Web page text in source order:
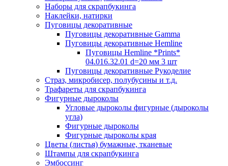
Наборы для скрапбукинга
Наклейки, натирки
Пуговицы декоративные
Пуговицы декоративные Gamma
Пуговицы декоративные Hemline
Пуговицы Hemline *Prints*
04.016.32.01 d=20 мм 3 шт
Пуговицы декоративные Рукоделие
Страз, микробисер, полубусины и т.д.
Трафареты для скрапбукинга
Фигурные дыроколы
Угловые дыроколы фигурные (дыроколы
угла)
Фигурные дыроколы
Фигурные дыроколы края
Цветы (листья) бумажные, тканевые
Штампы для скрапбукинга
Эмбоссинг